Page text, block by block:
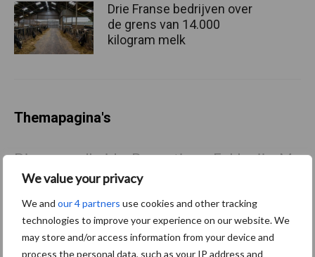
We value your privacy
We and our 4 partners use cookies and other tracking
technologies to improve your experience on our website. We
may store and/or access information from your device and
process the personal data, such as your IP address and
Drie Franse bedrijven over
de grens van 14.000
kilogram melk
Themapagina's
Diergezondheid Bemesting Fokkerij
Compost Dierlijke mest